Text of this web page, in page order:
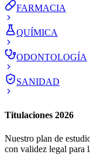
FARMACIA
QUÍMICA
ODONTOLOGÍA
SANIDAD
Titulaciones 2026
Nuestro plan de
con validez legal para